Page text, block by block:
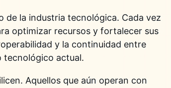
de la industria tecnológica. Cada vez
optimizar recursos y fortalecer sus
y la continuidad entre
tecnológico actual.
Aquellos que aún operan con